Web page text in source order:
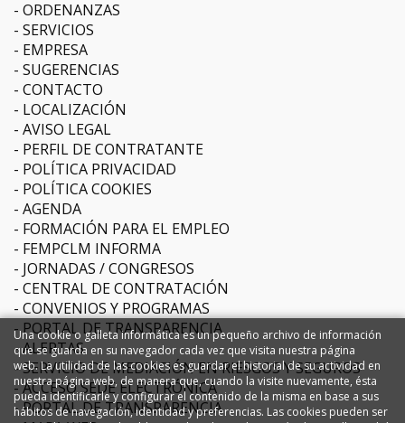
ORDENANZAS
SERVICIOS
EMPRESA
SUGERENCIAS
CONTACTO
LOCALIZACIÓN
AVISO LEGAL
PERFIL DE CONTRATANTE
POLÍTICA PRIVACIDAD
POLÍTICA COOKIES
AGENDA
FORMACIÓN PARA EL EMPLEO
FEMPCLM INFORMA
JORNADAS / CONGRESOS
CENTRAL DE CONTRATACIÓN
CONVENIOS Y PROGRAMAS
PORTAL DE TRANSPARENCIA
ALERTAS
SERVICIO DE MEDIACIÓN EN RIESGOS Y SEGUROS
ACCESO SEDE ELECTRÓNICA
PORTAL DE TRANSPARENCIA
Una cookie o galleta informática es un pequeño archivo de información
que se guarda en su navegador cada vez que visita nuestra página
web. La utilidad de las cookies es guardar el historial de su actividad en
nuestra página web, de manera que, cuando la visite nuevamente, ésta
pueda identificarle y configurar el contenido de la misma en base a sus
hábitos de navegación, identidad y preferencias. Las cookies pueden ser